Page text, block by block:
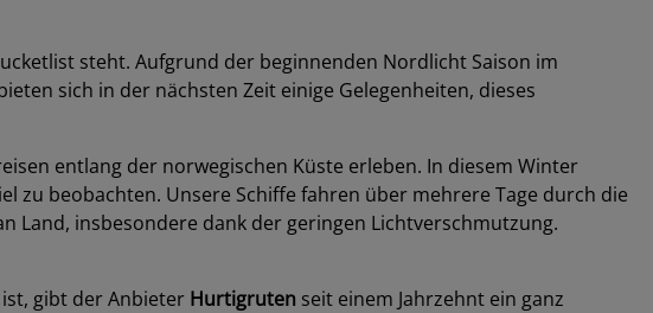
steht. Aufgrund der beginnenden Nordlicht Saison im
sich in der nächsten Zeit einige Gelegenheiten, dieses
entlang der norwegischen Küste erleben. In diesem Winter
zu beobachten. Unsere Schiffe fahren über mehrere Tage durch die
Land, insbesondere dank der geringen Lichtverschmutzung.
gibt der Anbieter Hurtigruten seit einem Jahrzehnt ein ganz